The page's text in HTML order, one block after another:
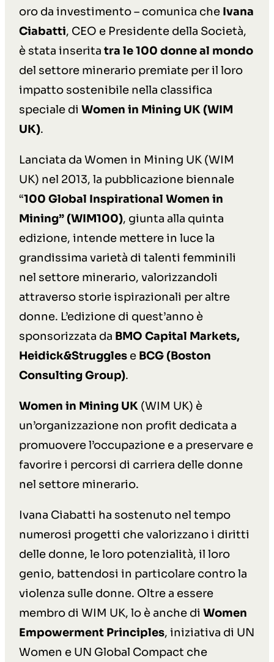
oro da investimento – comunica che Ivana
Ciabatti, CEO e Presidente della Società,
è stata inserita tra le 100 donne al mondo
del settore minerario premiate per il loro
impatto sostenibile nella classifica
speciale di Women in Mining UK(WIM
UK).
Lanciata da Women in Mining UK (WIM
UK) nel 2013, la pubblicazione biennale
“100 Global Inspirational Women in
Mining” (WIM100), giunta alla quinta
edizione, intende mettere in luce la
grandissima varietà di talenti femminili
nel settore minerario, valorizzandoli
attraverso storie ispirazionali per altre
donne. L’edizione di quest’anno è
sponsorizzata da BMO Capital Markets,
Heidick&Struggles e BCG (Boston
Consulting Group).
Women in Mining UK (WIM UK) è
un’organizzazione non profit dedicata a
promuovere l’occupazione e a preservare e
favorire i percorsi di carriera delle donne
nel settore minerario.
Ivana Ciabatti ha sostenuto nel tempo
numerosi progetti che valorizzano i diritti
delle donne, le loro potenzialità, il loro
genio, battendosi in particolare contro la
violenza sulle donne. Oltre a essere
membro di WIM UK, lo è anche di Women
Empowerment Principles, iniziativa di UN
Women e UN Global Compact che